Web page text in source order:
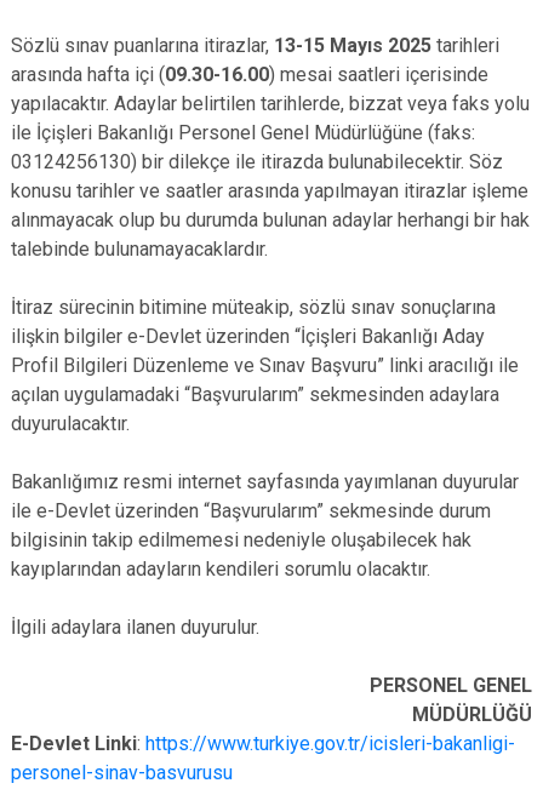
Sözlü sınav puanlarına itirazlar, 13-15 Mayıs 2025 tarihleri
arasında hafta içi (09.30-16.00) mesai saatleri içerisinde
yapılacaktır. Adaylar belirtilen tarihlerde, bizzat veya faks yolu
ile İçişleri Bakanlığı Personel Genel Müdürlüğüne (faks:
03124256130) bir dilekçe ile itirazda bulunabilecektir. Söz
konusu tarihler ve saatler arasında yapılmayan itirazlar işleme
alınmayacak olup bu durumda bulunan adaylar herhangi bir hak
talebinde bulunamayacaklardır.
İtiraz sürecinin bitimine müteakip, sözlü sınav sonuçlarına
ilişkin bilgiler e-Devlet üzerinden “İçişleri Bakanlığı Aday
Profil Bilgileri Düzenleme ve Sınav Başvuru” linki aracılığı ile
açılan uygulamadaki “Başvurularım” sekmesinden adaylara
duyurulacaktır.
Bakanlığımız resmi internet sayfasında yayımlanan duyurular
ile e-Devlet üzerinden “Başvurularım” sekmesinde durum
bilgisinin takip edilmemesi nedeniyle oluşabilecek hak
kayıplarından adayların kendileri sorumlu olacaktır.
İlgili adaylara ilanen duyurulur.
PERSONEL GENEL
MÜDÜRLÜĞÜ
E-Devlet Linki: https://www.turkiye.gov.tr/icisleri-bakanligi-
personel-sinav-basvurusu